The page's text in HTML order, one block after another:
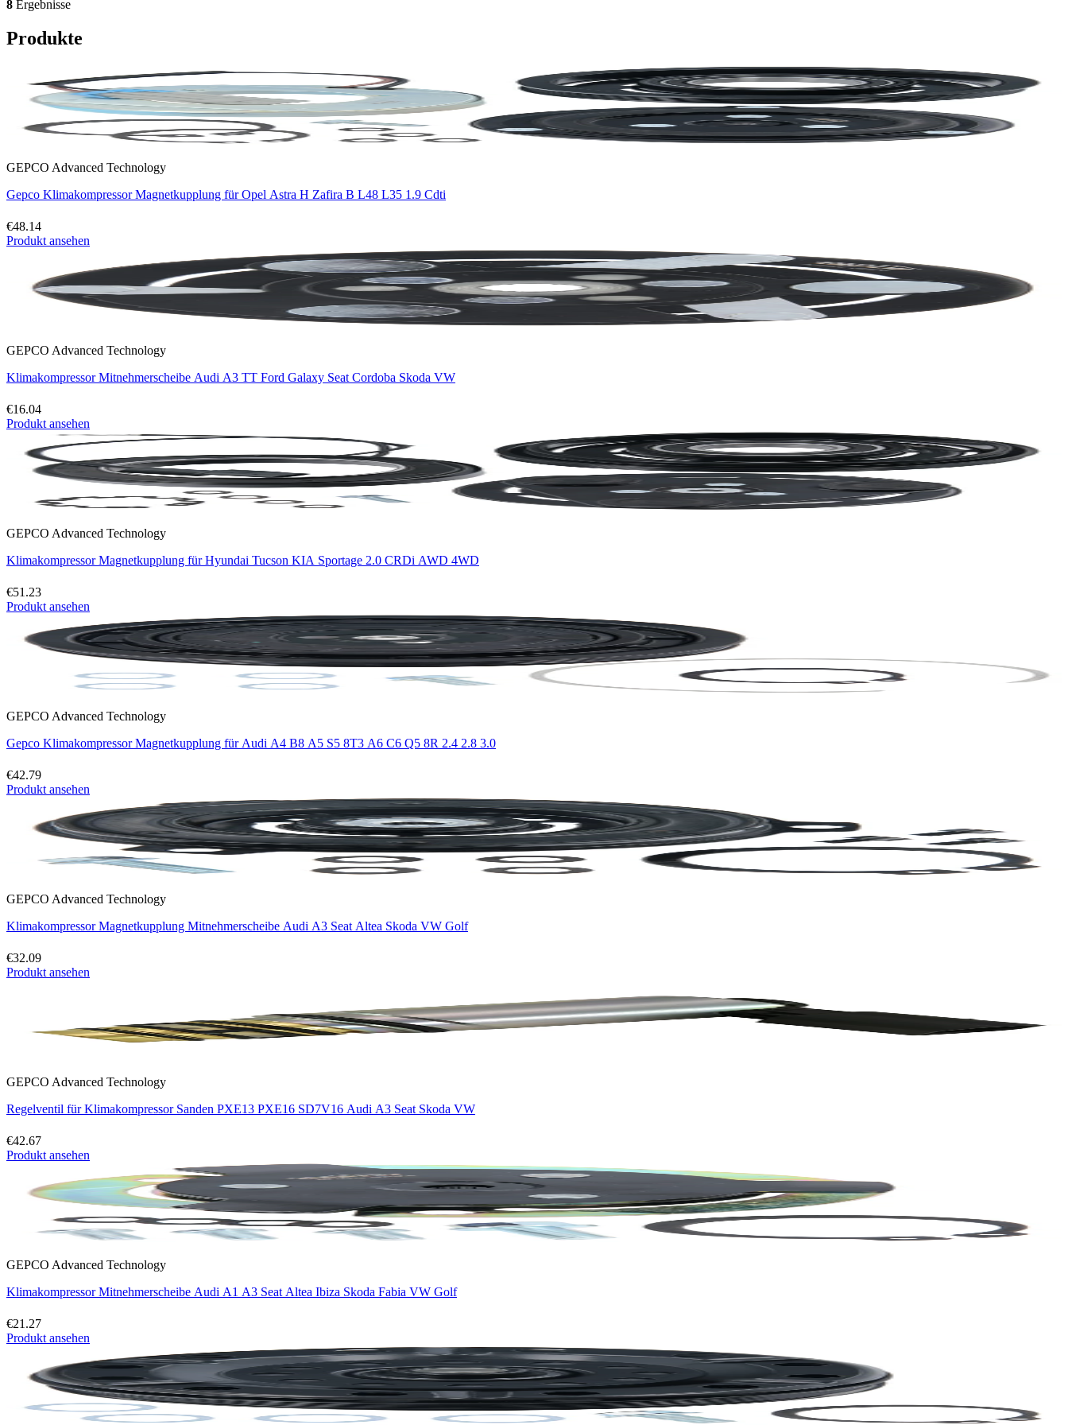
8 Ergebnisse
Produkte
GEPCO Advanced Technology
Gepco Klimakompressor Magnetkupplung für Opel Astra H Zafira B L48 L35 1.9 Cdti
€48.14
Produkt ansehen
GEPCO Advanced Technology
Klimakompressor Mitnehmerscheibe Audi A3 TT Ford Galaxy Seat Cordoba Skoda VW
€16.04
Produkt ansehen
GEPCO Advanced Technology
Klimakompressor Magnetkupplung für Hyundai Tucson KIA Sportage 2.0 CRDi AWD 4WD
€51.23
Produkt ansehen
GEPCO Advanced Technology
Gepco Klimakompressor Magnetkupplung für Audi A4 B8 A5 S5 8T3 A6 C6 Q5 8R 2.4 2.8 3.0
€42.79
Produkt ansehen
GEPCO Advanced Technology
Klimakompressor Magnetkupplung Mitnehmerscheibe Audi A3 Seat Altea Skoda VW Golf
€32.09
Produkt ansehen
GEPCO Advanced Technology
Regelventil für Klimakompressor Sanden PXE13 PXE16 SD7V16 Audi A3 Seat Skoda VW
€42.67
Produkt ansehen
GEPCO Advanced Technology
Klimakompressor Mitnehmerscheibe Audi A1 A3 Seat Altea Ibiza Skoda Fabia VW Golf
€21.27
Produkt ansehen